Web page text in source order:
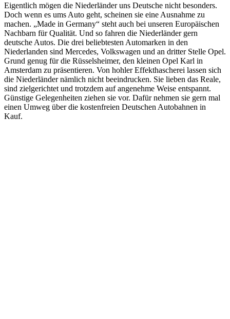
Eigentlich mögen die Niederländer uns Deutsche nicht besonders.
Doch wenn es ums Auto geht, scheinen sie eine Ausnahme zu
machen. „Made in Germany“ steht auch bei unseren Europäischen
Nachbarn für Qualität. Und so fahren die Niederländer gern
deutsche Autos. Die drei beliebtesten Automarken in den
Niederlanden sind Mercedes, Volkswagen und an dritter Stelle Opel.
Grund genug für die Rüsselsheimer, den kleinen Opel Karl in
Amsterdam zu präsentieren. Von hohler Effekthascherei lassen sich
die Niederländer nämlich nicht beeindrucken. Sie lieben das Reale,
sind zielgerichtet und trotzdem auf angenehme Weise entspannt.
Günstige Gelegenheiten ziehen sie vor. Dafür nehmen sie gern mal
einen Umweg über die kostenfreien Deutschen Autobahnen in
Kauf.